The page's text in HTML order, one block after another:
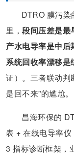
DTRO 膜污染
里， 段间压差是最
产水电导率是中后
系统回收率漂移是
证）。三者联动判
是回不来”的尴尬。
昌海环保的
表 + 在线电导率
3 指标诊断框架，